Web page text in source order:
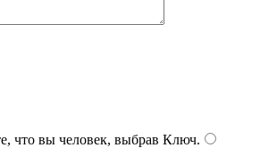
что вы человек, выбрав Ключ.